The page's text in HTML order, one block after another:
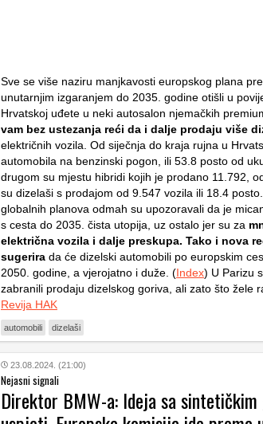
Sve se više naziru manjkavosti europskog plana
unutarnjim izgaranjem do 2035. godine otišli u
Hrvatskoj uđete u neki autosalon njemačkih
vam bez ustezanja reći da i dalje prodaju više
električnih vozila. Od siječnja do kraja rujna u
automobila na benzinski pogon, ili 53.8 posto od
drugom su mjestu hibridi kojih je prodano 11.792,
su dizelaši s prodajom od 9.547 vozila ili 18.4
globalnih planova odmah su upozoravali da je
s cesta do 2035. čista utopija, uz ostalo jer su za
električna vozila i dalje preskupa. Tako i nova
sugerira da će dizelski automobili po europskim
2050. godine, a vjerojatno i duže. (Index) U Parizu
zabranili prodaju dizelskog goriva, ali zato što žele
Revija HAK
automobili dizelaši
23.08.2024. (21:00)
Nejasni signali
Direktor BMW-a: Ideja sa sintetičkim